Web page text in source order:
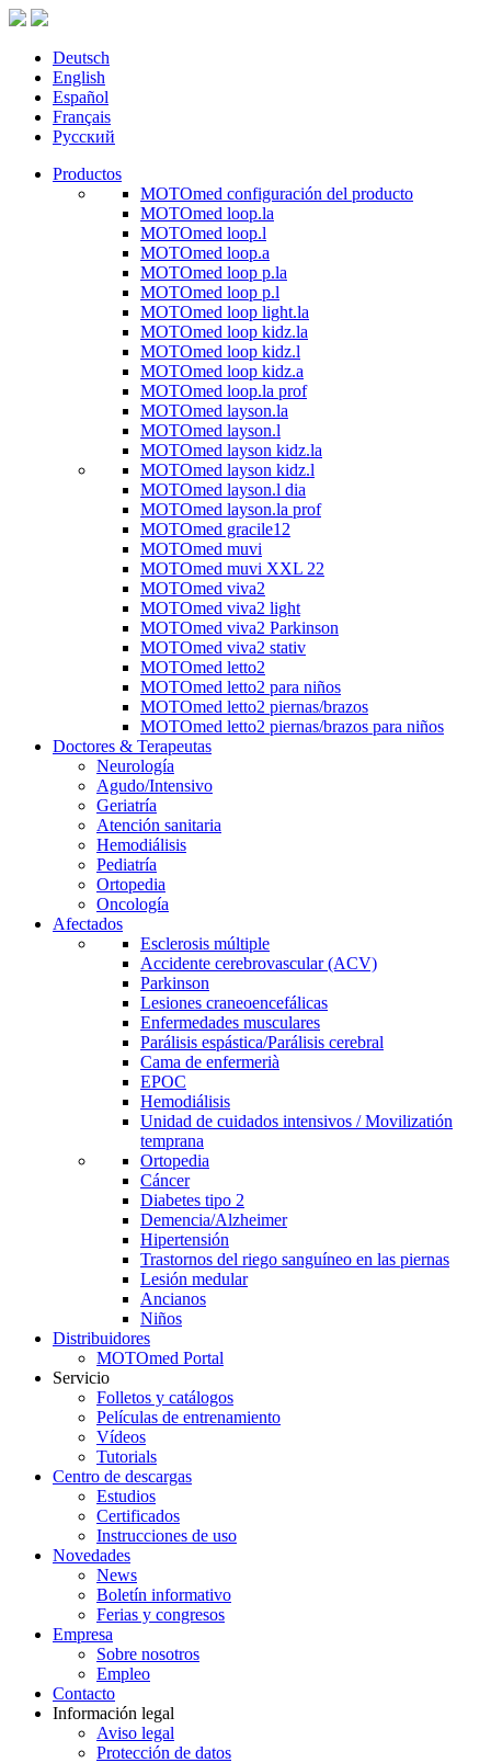
Deutsch
English
Español
Français
Русский
Productos
MOTOmed configuración del producto
MOTOmed loop.la
MOTOmed loop.l
MOTOmed loop.a
MOTOmed loop p.la
MOTOmed loop p.l
MOTOmed loop light.la
MOTOmed loop kidz.la
MOTOmed loop kidz.l
MOTOmed loop kidz.a
MOTOmed loop.la prof
MOTOmed layson.la
MOTOmed layson.l
MOTOmed layson kidz.la
MOTOmed layson kidz.l
MOTOmed layson.l dia
MOTOmed layson.la prof
MOTOmed gracile12
MOTOmed muvi
MOTOmed muvi XXL 22
MOTOmed viva2
MOTOmed viva2 light
MOTOmed viva2 Parkinson
MOTOmed viva2 stativ
MOTOmed letto2
MOTOmed letto2 para niños
MOTOmed letto2 piernas/brazos
MOTOmed letto2 piernas/brazos para niños
Doctores & Terapeutas
Neurología
Agudo/Intensivo
Geriatría
Atención sanitaria
Hemodiálisis
Pediatría
Ortopedia
Oncología
Afectados
Esclerosis múltiple
Accidente cerebrovascular (ACV)
Parkinson
Lesiones craneoencefálicas
Enfermedades musculares
Parálisis espástica/Parálisis cerebral
Cama de enfermerià
EPOC
Hemodiálisis
Unidad de cuidados intensivos / Movilizatión
temprana
Ortopedia
Cáncer
Diabetes tipo 2
Demencia/Alzheimer
Hipertensión
Trastornos del riego sanguíneo en las piernas
Lesión medular
Ancianos
Niños
Distribuidores
MOTOmed Portal
Servicio
Folletos y catálogos
Películas de entrenamiento
Vídeos
Tutorials
Centro de descargas
Estudios
Certificados
Instrucciones de uso
Novedades
News
Boletín informativo
Ferias y congresos
Empresa
Sobre nosotros
Empleo
Contacto
Información legal
Aviso legal
Protección de datos